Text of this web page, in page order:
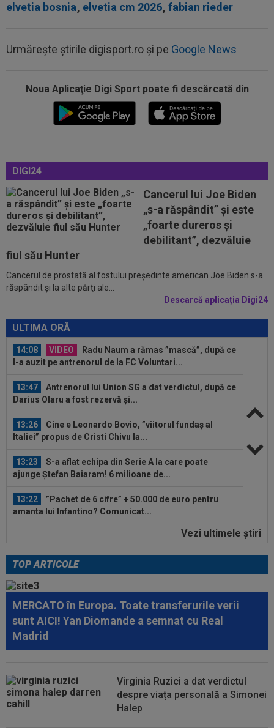
elvetia bosnia, elvetia cm 2026, fabian rieder
Urmărește știrile digisport.ro și pe Google News
Noua Aplicaţie Digi Sport poate fi descărcată din
DIGI24
Cancerul lui Joe Biden
„s-a răspândit” şi este
„foarte dureros și
debilitant”, dezvăluie
fiul său Hunter
Cancerul de prostată al fostului preşedinte american Joe Biden s-a
răspândit şi la alte părţi ale...
Descarcă aplicația Digi24
ULTIMA ORĂ
13:47
Antrenorul lui Union SG a dat verdictul, după ce
Darius Olaru a fost rezervă și...
Cine e Leonardo Bovio, ”viitorul fundaș al
13:23
S-a aflat echipa din Serie A la care poate
ajunge Ștefan Baiaram! 6 milioane de...
13:22
”Pachet de 6 cifre” + 50.000 de euro pentru
amanta lui Infantino? Comunicat...
Giovanni Becali a rămas ”interzis” când a aflat
ce i-a spus MM Stoica lui Gigi...
14:14 VIDEO
Rareș Pieleanu, campion la Curtea de
Argeș, după 6-2, 6-1 cu Giannicola Misasi
Becali, care ”poate juca la orice echipă din...
14:08 VIDEO
Radu Naum a rămas ”mască”, după ce
l-a auzit pe antrenorul de la FC Voluntari...
13:47
Antrenorul lui Union SG a dat verdictul, după ce
Darius Olaru a fost rezervă și...
13:26
Cine e Leonardo Bovio, ”viitorul fundaș al
Italiei” propus de Cristi Chivu la...
13:23
S-a aflat echipa din Serie A la care poate
ajunge Ștefan Baiaram! 6 milioane de...
13:22
”Pachet de 6 cifre” + 50.000 de euro pentru
amanta lui Infantino? Comunicat...
Giovanni Becali a rămas ”interzis” când a aflat
14:14 VIDEO
Rareș Pieleanu, campion la Curtea de
Argeș, după 6-2, 6-1 cu Giannicola Misasi
14:10 OFICIAL
Surpriză! Jucătorul dorit de Gigi
Becali, care ”poate juca la orice echipă din...
14:08 VIDEO
Radu Naum a rămas ”mască”, după ce
13:47
Antrenorul lui Union SG a dat verdictul, după ce
Darius Olaru a fost rezervă și...
Vezi ultimele ştiri
TOP ARTICOLE
MERCATO în Europa. Toate transferurile verii
sunt AICI! Yan Diomande a semnat cu Real
Madrid
Virginia Ruzici a dat verdictul
despre viața personală a Simonei
Halep